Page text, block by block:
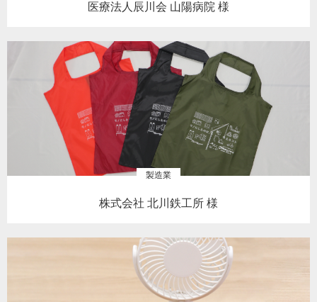
医療法人辰川会 山陽病院 様
製造業
株式会社 北川鉄工所 様